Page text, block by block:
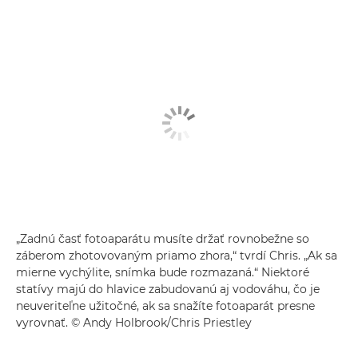
„Zadnú časť fotoaparátu musíte držať rovnobežne so
záberom zhotovovaným priamo zhora,“ tvrdí Chris. „Ak sa
mierne vychýlite, snímka bude rozmazaná.“ Niektoré
statívy majú do hlavice zabudovanú aj vodováhu, čo je
neuveriteľne užitočné, ak sa snažíte fotoaparát presne
vyrovnať. © Andy Holbrook/Chris Priestley